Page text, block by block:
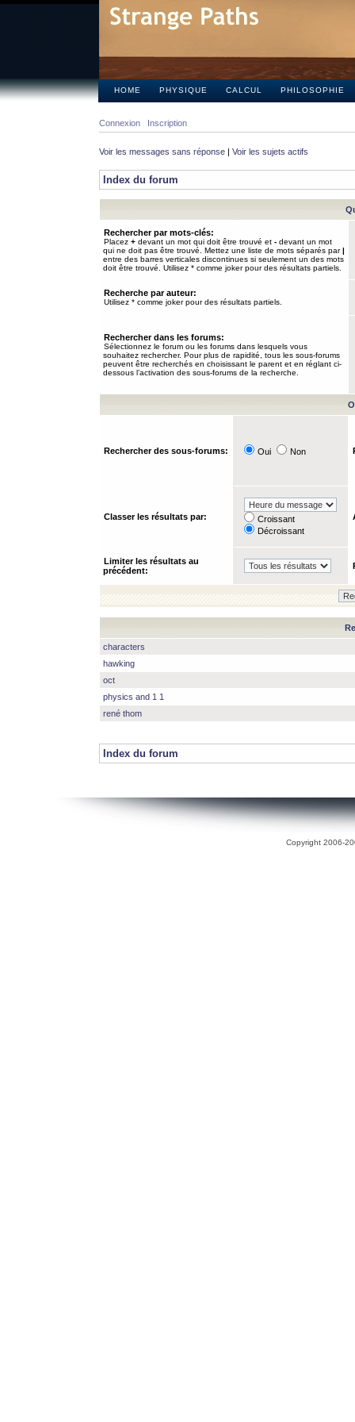
HOME PHYSIQUE CALCUL PHILOSOPHIE
Connexion Inscription
Voir les messages sans réponse | Voir les sujets actifs
Index du forum
Rechercher par mots-clés:
Placez + devant un mot qui doit être trouvé et - devant un mot
qui ne doit pas être trouvé. Mettez une liste de mots séparés par|
entre des barres verticales discontinues si seulement un des mots
doit être trouvé. Utilisez * comme joker pour des résultats partiels.
Recherche par auteur:
Utilisez * comme joker pour des résultats partiels.
Rechercher dans les forums:
Sélectionnez le forum ou les forums dans lesquels vous
souhaitez rechercher. Pour plus de rapidité, tous les sous-forums
peuvent être recherchés en choisissant le parent et en réglant ci-
dessous l’activation des sous-forums de la recherche.
Rechercher des sous-forums: Oui Non
Classer les résultats par:
Croissant
Décroissant
Limiter les résultats au
précédent:
characters
hawking
oct
physics and 1 1
rené thom
Index du forum
Copyright 2006-